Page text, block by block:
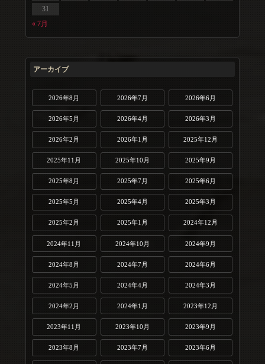
« 7月
31
アーカイブ
2026年8月 2026年7月 2026年6月
2026年5月 2026年4月 2026年3月
2026年2月 2026年1月 2025年12月
2025年11月 2025年10月 2025年9月
2025年8月 2025年7月 2025年6月
2025年5月 2025年4月 2025年3月
2025年2月 2025年1月 2024年12月
2024年11月 2024年10月 2024年9月
2024年8月 2024年7月 2024年6月
2024年5月 2024年4月 2024年3月
2024年2月 2024年1月 2023年12月
2023年11月 2023年10月 2023年9月
2023年8月 2023年7月 2023年6月